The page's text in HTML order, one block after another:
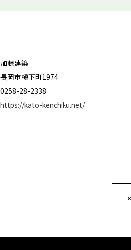
加藤建築
長岡市槇下町1974
0258-28-2338
https://kato-kenchiku.net/